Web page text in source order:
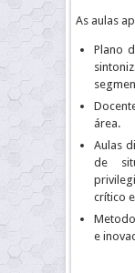
As aulas
Plano
área.
Aulas
de
crítico
e